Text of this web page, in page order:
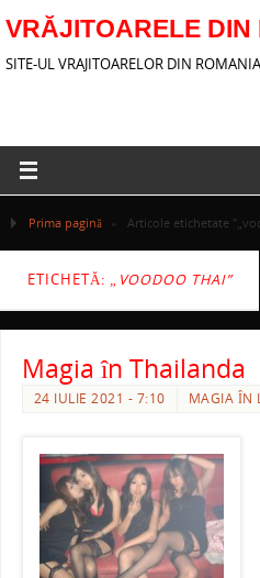
VRĂJITOARELE DIN
SITE-UL VRAJITOARELOR DIN
Prima pagină » Articole etichetate
ETICHETĂ: „VOODOO THAI”
Magia în Thailanda
24 IULIE 2021 - 7:10 MAGIA ÎN